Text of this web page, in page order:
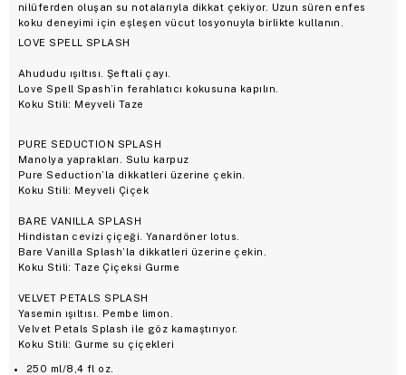
nilüferden oluşan su notalarıyla dikkat çekiyor. Uzun süren enfes
koku deneyimi için eşleşen vücut losyonuyla birlikte kullanın.
LOVE SPELL SPLASH
Ahududu ışıltısı. Şeftali çayı.
Love Spell Spash’in ferahlatıcı kokusuna kapılın.
Koku Stili: Meyveli Taze
PURE SEDUCTION SPLASH
Manolya yaprakları. Sulu karpuz
Pure Seduction’la dikkatleri üzerine çekin.
Koku Stili: Meyveli Çiçek
BARE VANILLA SPLASH
Hindistan cevizi çiçeği. Yanardöner lotus.
Bare Vanilla Splash’la dikkatleri üzerine çekin.
Koku Stili: Taze Çiçeksi Gurme
VELVET PETALS SPLASH
Yasemin ışıltısı. Pembe limon.
Velvet Petals Splash ile göz kamaştırıyor.
Koku Stili: Gurme su çiçekleri
250 ml/8,4 fl oz.